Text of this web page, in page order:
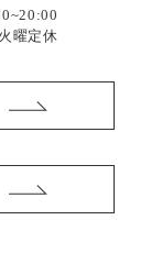
火曜定休